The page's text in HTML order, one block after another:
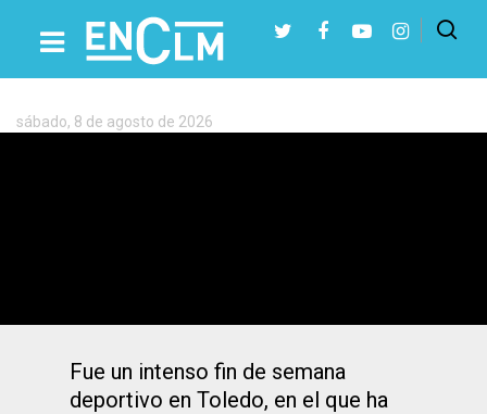
Etiqueta:
David
de
Cruz
Presiona Intro para buscar o ESC para cerrar
sábado, 8 de agosto de 2026
Fue un intenso fin de semana
deportivo en Toledo, en el que ha